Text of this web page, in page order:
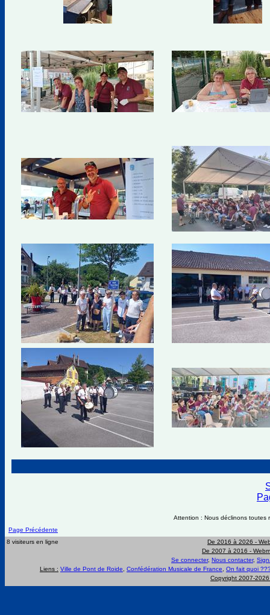
Attention : Nous déclinons toutes
Page Précédente
8 visiteurs en ligne
De 2016 à 2026 -
De 2007 à 2016 -
Se connecter, Nous contacter,
Liens : Ville de Pont de Roide Confédération Musicale de France
On fait quoi
Copyright 2007-